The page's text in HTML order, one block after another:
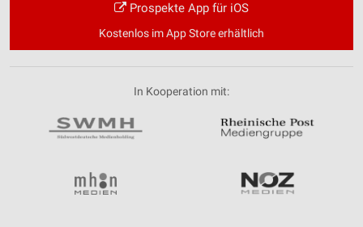
Prospekte App für iOS
Kostenlos im App Store erhältlich
In Kooperation mit: